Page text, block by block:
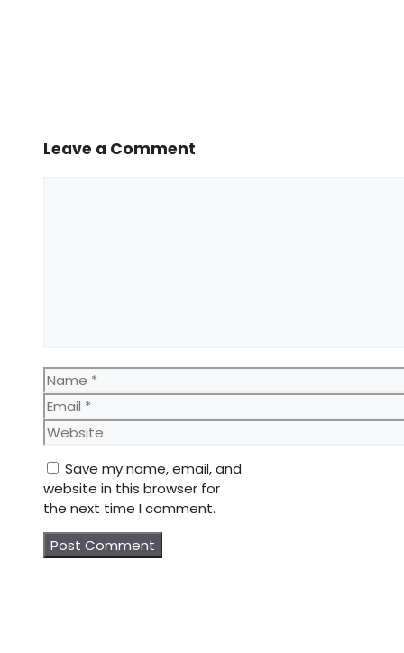
Leave a Comment
Name
Email
Website
Save my name, email, and
website in this browser for
the next time I comment.